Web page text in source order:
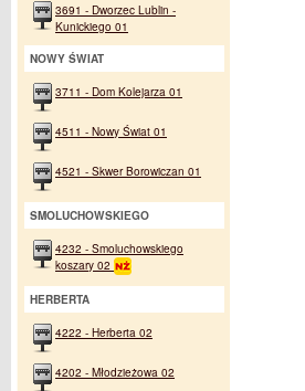
3691 - Dworzec Lublin -
Kunickiego 01
NOWY ŚWIAT
3711 - Dom Kolejarza 01
4511 - Nowy Świat 01
4521 - Skwer Borowiczan 01
SMOLUCHOWSKIEGO
4232 - Smoluchowskiego
koszary 02
HERBERTA
4222 - Herberta 02
4202 - Młodzieżowa 02